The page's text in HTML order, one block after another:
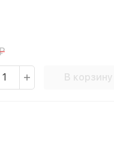
В корзину